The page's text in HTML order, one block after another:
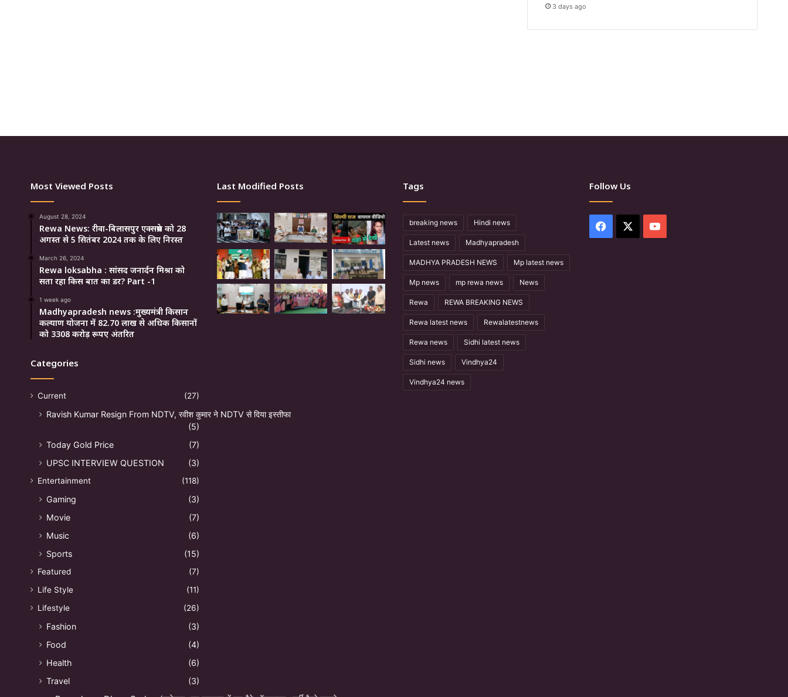
3 days ago
Most Viewed Posts
August 28, 2024
Rewa News: रीवा-बिलासपुर एक्सप्रेस को 28
अगस्त से 5 सितंबर 2024 तक के लिए निरस्त
March 26, 2024
Rewa loksabha : सांसद जनार्दन मिश्रा को
सता रहा किस बात का डर? Part -1
1 week ago
Madhyapradesh news :मुख्यमंत्री किसान
कल्याण योजना में 82.70 लाख से अधिक किसानों
को 3308 करोड़ रूपए अंतरित
Categories
Current (27)
Ravish Kumar Resign From NDTV, रवीश कुमार ने NDTV से दिया इस्तीफा
(5)
Today Gold Price
(7)
UPSC INTERVIEW QUESTION
(3)
Entertainment (118)
Gaming
(3)
Movie
(7)
Music
(6)
Sports
(15)
Featured
(7)
Life Style
(11)
Lifestyle
(26)
Fashion
(3)
Food
(4)
Health
(6)
Travel
(3)
Last Modified Posts Tags
breaking news Hindi news
Latest news Madhyapradesh
MADHYA PRADESH NEWS Mp latest news
Mp news mp rewa news News
Rewa REWA BREAKING NEWS
Rewa latest news Rewalatestnews
Rewa news Sidhi latest news
Sidhi news Vindhya24
Vindhya24 news
Follow Us
Facebook YouTube